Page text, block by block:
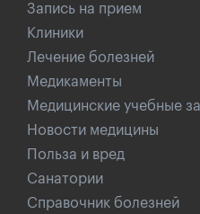
Запись на прием
Клиники
Лечение болезней
Медикаменты
Медицинские учебные
Новости медицины
Польза и вред
Санатории
Справочник болезней